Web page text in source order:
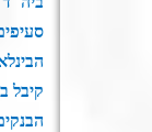
קיבל